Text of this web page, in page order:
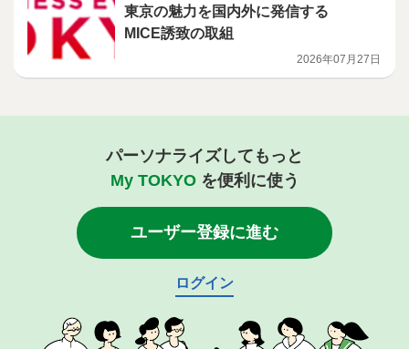
東京の魅力を国内外に発信する
MICE誘致の取組
2026年07月27日
パーソナライズしてもっと
My TOKYOを便利に使う
ユーザー登録に進む
ログイン